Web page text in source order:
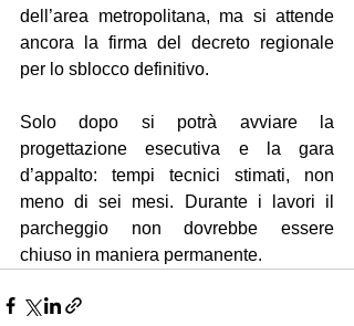
dell’area metropolitana, ma si attende
ancora la firma del decreto regionale
per lo sblocco definitivo.
Solo dopo si potrà avviare la
progettazione esecutiva e la gara
d’appalto: tempi tecnici stimati, non
meno di sei mesi. Durante i lavori il
parcheggio non dovrebbe essere
chiuso in maniera permanente.